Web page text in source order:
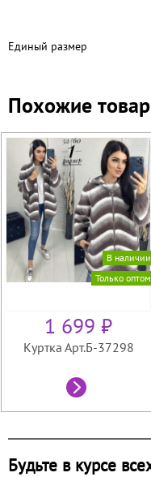
Единый размер
Похожие
В наличии
Только оптом
1 699 ₽
Куртка Арт.Б-37298
Будьте в курсе